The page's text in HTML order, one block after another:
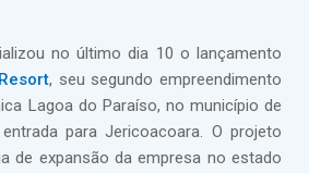
no último dia 10 o lançamento
, seu segundo empreendimento
Lagoa do Paraíso, no município de
para Jericoacoara. O projeto
de expansão da empresa no estado